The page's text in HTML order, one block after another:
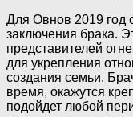
Для Овнов 2019 год
заключения брака.
представителей
для укрепления
создания семьи.
время, окажутся
подойдет любой